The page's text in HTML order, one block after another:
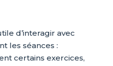
d’interagir avec
les séances :
certains exercices,